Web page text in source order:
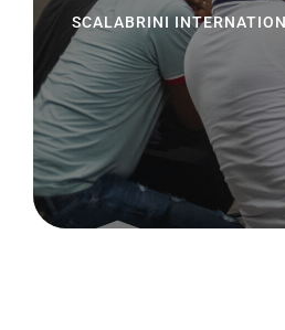
SCALABRINI